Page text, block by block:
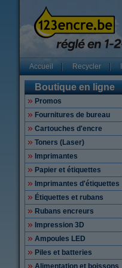
Accueil Recycler
Boutique en ligne
Promos
Fournitures de bureau
Cartouches d'encre
Toners (Laser)
Imprimantes
Papier et étiquettes
Imprimantes d'étiquettes
Étiquettes et rubans
Rubans encreurs
Impression 3D
Ampoules LED
Piles et batteries
Alimentation et boissons